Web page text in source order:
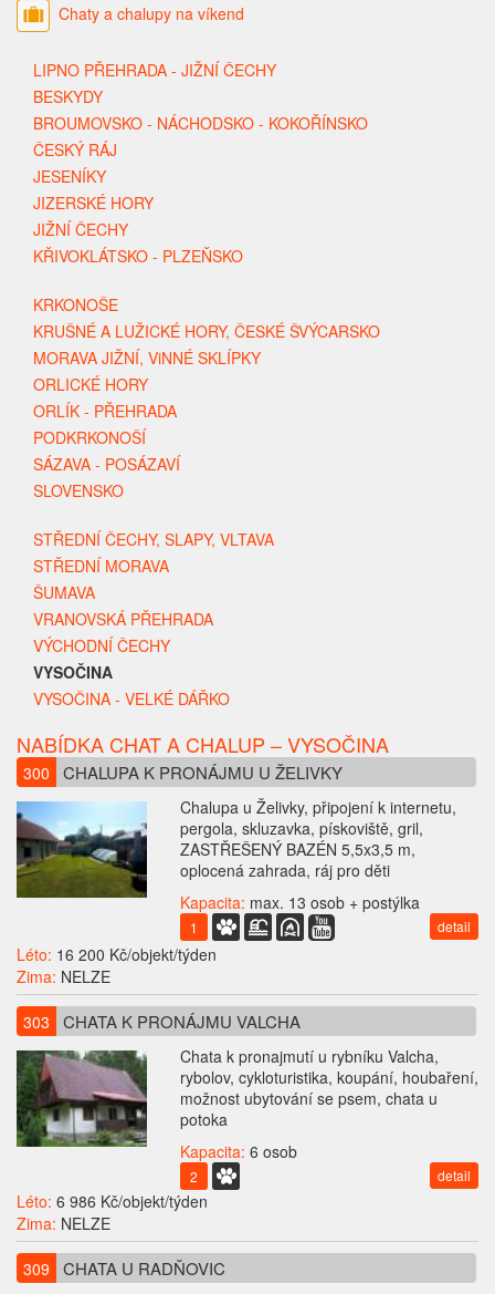
Chaty a chalupy na víkend
LIPNO PŘEHRADA - JIŽNÍ ČECHY
BESKYDY
BROUMOVSKO - NÁCHODSKO - KOKOŘÍNSKO
ČESKÝ RÁJ
JESENÍKY
JIZERSKÉ HORY
JIŽNÍ ČECHY
KŘIVOKLÁTSKO - PLZEŇSKO
KRKONOŠE
KRUŠNÉ A LUŽICKÉ HORY, ČESKÉ ŠVÝCARSKO
MORAVA JIŽNÍ, ViNNÉ SKLÍPKY
ORLICKÉ HORY
ORLÍK - PŘEHRADA
PODKRKONOŠÍ
SÁZAVA - POSÁZAVÍ
SLOVENSKO
STŘEDNÍ ČECHY, SLAPY, VLTAVA
STŘEDNÍ MORAVA
ŠUMAVA
VRANOVSKÁ PŘEHRADA
VÝCHODNÍ ČECHY
VYSOČINA
VYSOČINA - VELKÉ DÁŘKO
NABÍDKA CHAT A CHALUP – VYSOČINA
300 CHALUPA K PRONÁJMU U ŽELIVKY
Chalupa u Želivky, připojení k internetu,
pergola, skluzavka, pískoviště, gril,
ZASTŘEŠENÝ BAZÉN 5,5x3,5 m,
oplocená zahrada, ráj pro děti
Kapacita: max. 13 osob + postýlka
1 detail
Léto: 16 200 Kč/objekt/týden
Zima: NELZE
303 CHATA K PRONÁJMU VALCHA
Chata k pronajmutí u rybníku Valcha,
rybolov, cykloturistika, koupání, houbaření,
možnost ubytování se psem, chata u
potoka
Kapacita: 6 osob
2 detail
Léto: 6 986 Kč/objekt/týden
Zima: NELZE
309 CHATA U RADŇOVIC